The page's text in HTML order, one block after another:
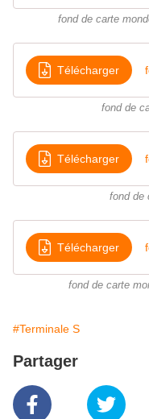
fond de carte
Télécharger
fond de
Télécharger
fond de
Télécharger
fond de carte
#Terminale S
Partager